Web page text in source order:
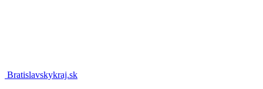
Bratislavskykraj.sk